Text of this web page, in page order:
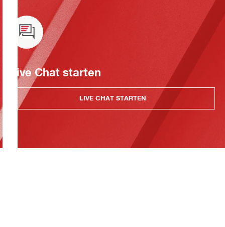
Live Chat starten
LIVE CHAT STARTEN